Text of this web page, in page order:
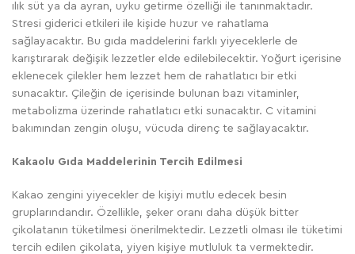
ılık süt ya da ayran, uyku getirme özelliği ile tanınmaktadır.
Stresi giderici etkileri ile kişide huzur ve rahatlama
sağlayacaktır. Bu gıda maddelerini farklı yiyeceklerle de
karıştırarak değişik lezzetler elde edilebilecektir. Yoğurt içerisine
eklenecek çilekler hem lezzet hem de rahatlatıcı bir etki
sunacaktır. Çileğin de içerisinde bulunan bazı vitaminler,
metabolizma üzerinde rahatlatıcı etki sunacaktır. C vitamini
bakımından zengin oluşu, vücuda direnç te sağlayacaktır.
Kakaolu Gıda Maddelerinin Tercih Edilmesi
Kakao zengini yiyecekler de kişiyi mutlu edecek besin
gruplarındandır. Özellikle, şeker oranı daha düşük bitter
çikolatanın tüketilmesi önerilmektedir. Lezzetli olması ile tüketimi
tercih edilen çikolata, yiyen kişiye mutluluk ta vermektedir.